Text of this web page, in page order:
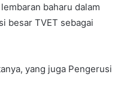
baharu dalam
besar TVET sebagai
yang juga Pengerusi